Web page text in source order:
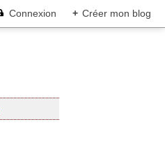
Connexion + Créer mon blog